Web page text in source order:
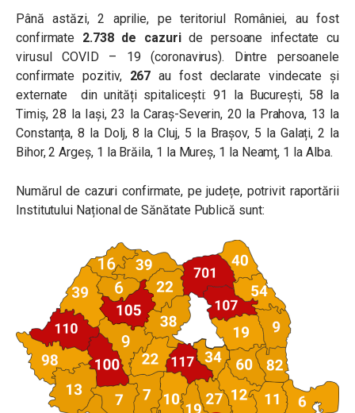
Până astăzi, 2 aprilie, pe teritoriul României, au fost
confirmate 2.738 de cazuride persoane infectate cu
virusul COVID – 19 (coronavirus). Dintre persoanele
confirmate pozitiv,267 au fost declarate vindecate și
externate din unități spitalicești: 91 la București, 58 la
Timiș, 28 la Iași, 23 la Caraș-Severin, 20 la Prahova, 13 la
Constanța, 8 la Dolj, 8 la Cluj, 5 la Brașov, 5 la Galați, 2 la
Bihor, 2 Argeș, 1 la Brăila, 1 la Mureș, 1 la Neamț, 1 la Alba.
Numărul de cazuri confirmate, pe județe, potrivit raportării
Institutului Național de Sănătate Publică sunt: